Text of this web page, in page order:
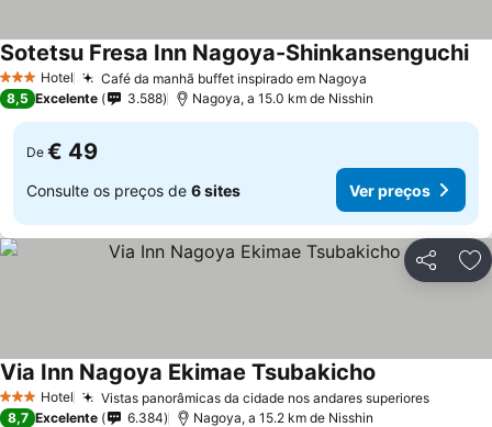
3 EstrelasHotel Café da manhã buffet inspirado em Nagoya
Sotetsu Fresa Inn Nagoya-Shinkansenguchi
8,5 Excelente 3.588 Nagoya, a 15.0 km de Nisshin
De € 49
Consulte os preços de 6 sites Ver preços
Partilhar
3 EstrelasHotel Vistas panorâmicas da cidade nos andares superiores
Via Inn Nagoya Ekimae Tsubakicho
8,7 Excelente 6.384 Nagoya, a 15.2 km de Nisshin